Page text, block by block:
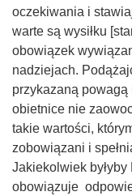
oczekiwania i
warte są wysiłku
obowiązek
nadziejach.
przykazaną
obietnice nie
takie wartości,
zobowiązani i
Jakiekolwiek
obowiązuje